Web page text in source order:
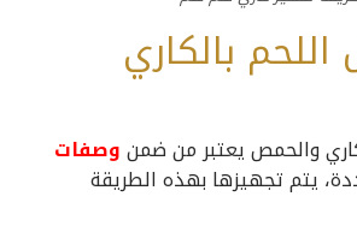
بالكاري
والحمص يعتبر من ضمنوصفات
يتم تجهيزها بهذه الطريقة